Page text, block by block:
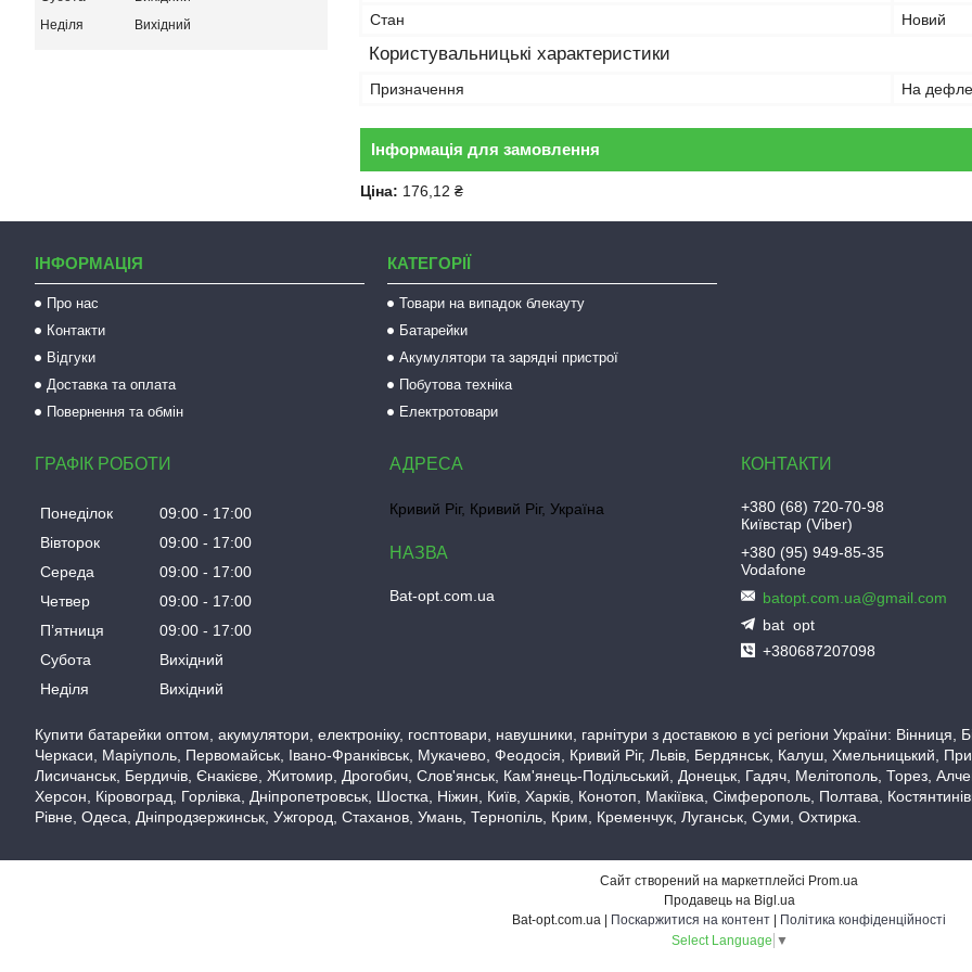
Стан Новий
Користувальницькі характеристики
Призначення На
Інформація для замовлення
Ціна: 176,12 ₴
Неділя
Вихідний
ІНФОРМАЦІЯ
Про нас
Контакти
Відгуки
Доставка та оплата
Повернення та обмін
КАТЕГОРІЇ
Товари на випадок блекауту
Батарейки
Акумулятори та зарядні пристрої
Побутова техніка
Електротовари
ГРАФІК РОБОТИ
Понеділок 09:00
17:00
Вівторок
09:00
17:00
Середа
09:00
17:00
Четвер
09:00
17:00
Пʼятниця
09:00
17:00
Субота
Вихідний
Неділя
Вихідний
Кривий Ріг, Кривий Ріг, Україна
Bat-opt.com.ua
+380 (68) 720-70-98
Київстар (Viber)
+380 (95) 949-85-35
Vodafone
batopt.com.ua@gmail.com
bat_opt
+380687207098
Купити батарейки оптом, акумулятори, електроніку, госптовари, навушники, гарнітури з доставкою в усі регіони України:
Черкаси, Маріуполь, Первомайськ, Івано-Франківськ, Мукачево, Феодосія, Кривий Ріг, Львів, Бердянськ, Калуш, Хмельницький,
Лисичанськ, Бердичів, Єнакієве, Житомир, Дрогобич, Слов'янськ, Кам'янець-Подільський, Донецьк, Гадяч, Мелітополь, Торез,
Херсон, Кіровоград, Горлівка, Дніпропетровськ, Шостка, Ніжин, Київ, Харків, Конотоп, Макіївка, Сімферополь, Полтава,
Рівне, Одеса, Дніпродзержинськ, Ужгород, Стаханов, Умань, Тернопіль, Крим, Кременчук, Луганськ, Суми, Охтирка.
Сайт створений на маркетплейсі Prom.ua
Продавець на Bigl.ua
Поскаржитися на контент
Політика конфіденційності
Select Language ▼